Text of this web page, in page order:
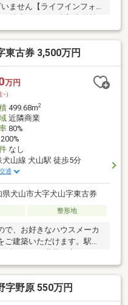
ません【ライフインフォメ
ダ犬山店まで約1260ｍ（徒
トア羽黒駅前店まで約360
約680ｍ（徒歩9分）・磨
）
東古券 3,500万円
万円
）
499.68m2
近隣商業
80%
なし
犬山線 犬山駅 徒歩5分
通
県犬山市大字犬山字東古券
整形地
で、お好きなハウスメーカ
建築いただけます。駅近
スを設けたゆとりあるプラ
立地環境
犬山南小学校 徒歩
1.6km)・くすのき公園 徒
字野原 550万円